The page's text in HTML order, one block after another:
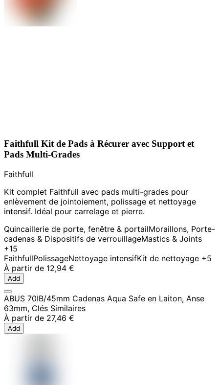
Faithfull Kit de Pads à Récurer avec Support et
Pads Multi-Grades
Faithfull
Kit complet Faithfull avec pads multi-grades pour
enlèvement de jointoiement, polissage et nettoyage
intensif. Idéal pour carrelage et pierre.
Quincaillerie de porte, fenêtre & portailMoraillons, Porte-
cadenas & Dispositifs de verrouillageMastics & Joints
+15
FaithfullPolissageNettoyage intensifKit de nettoyage +5
À partir de 12,94 €
Add
ABUS 70IB/45mm Cadenas Aqua Safe en Laiton, Anse
63mm, Clés Similaires
À partir de 27,46 €
Add